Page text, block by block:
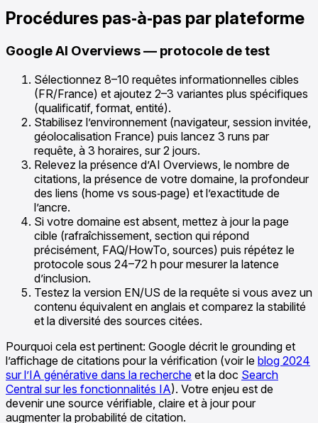
Procédures pas‑à‑pas par plateforme
Google AI Overviews — protocole de test
Sélectionnez 8–10 requêtes informationnelles cibles
(FR/France) et ajoutez 2–3 variantes plus spécifiques
(qualificatif, format, entité).
Stabilisez l’environnement (navigateur, session invitée,
géolocalisation France) puis lancez 3 runs par
requête, à 3 horaires, sur 2 jours.
Relevez la présence d’AI Overviews, le nombre de
citations, la présence de votre domaine, la profondeur
des liens (home vs sous‑page) et l’exactitude de
l’ancre.
Si votre domaine est absent, mettez à jour la page
cible (rafraîchissement, section qui répond
précisément, FAQ/HowTo, sources) puis répétez le
protocole sous 24–72 h pour mesurer la latence
d’inclusion.
Testez la version EN/US de la requête si vous avez un
contenu équivalent en anglais et comparez la stabilité
et la diversité des sources citées.
Pourquoi cela est pertinent: Google décrit le grounding et
l’affichage de citations pour la vérification (voir le blog 2024
sur l’IA générative dans la recherche et la doc Search
Central sur les fonctionnalités IA). Votre enjeu est de
devenir une source vérifiable, claire et à jour pour
augmenter la probabilité de citation.